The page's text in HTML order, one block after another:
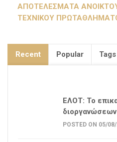
ΑΠΟΤΕΛΕΣΜΑΤΑ
ΤΕΧΝΙΚΟΥ
Recent Popular Tags
ΕΛΟΤ: Το
POSTED ON 05/